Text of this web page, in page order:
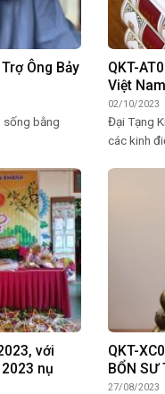
Ông Bảy
sống bằng
QKT-
Việt Nam
02/10/2023
Đại Tạng
các kinh
với
nụ
QKT-
BỔN SƯ
27/08/2023